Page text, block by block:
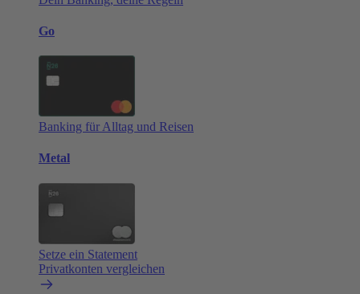
Go
Banking für Alltag und Reisen
Metal
Setze ein Statement
Privatkonten vergleichen